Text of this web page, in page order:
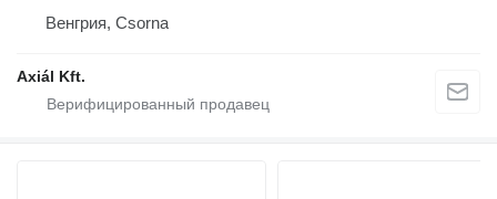
Венгрия, Csorna
Axiál Kft.